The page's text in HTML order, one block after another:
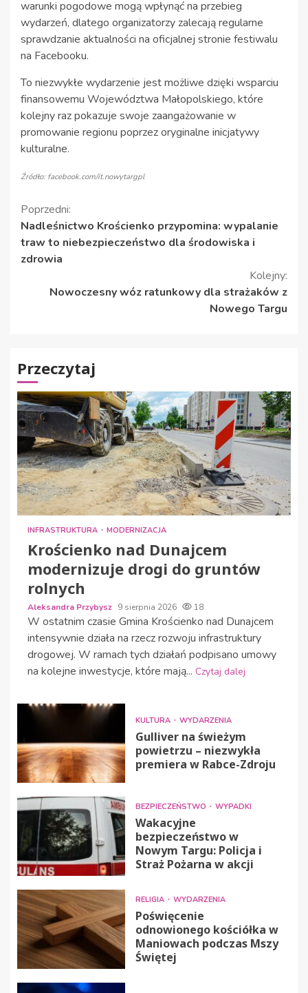
warunki pogodowe mogą wpłynąć na przebieg
wydarzeń, dlatego organizatorzy zalecają regularne
sprawdzanie aktualności na oficjalnej stronie festiwalu
na Facebooku.
To niezwykłe wydarzenie jest możliwe dzięki wsparciu
finansowemu Województwa Małopolskiego, które
kolejny raz pokazuje swoje zaangażowanie w
promowanie regionu poprzez oryginalne inicjatywy
kulturalne.
Źródło: facebook.com/it.nowytargpl
Kontynuuj
czytanie
Poprzedni:
Nadleśnictwo Krościenko przypomina: wypalanie
traw to niebezpieczeństwo dla środowiska i
zdrowia
Kolejny:
Nowoczesny wóz ratunkowy dla strażaków z
Nowego Targu
Przeczytaj
INFRASTRUKTURA MODERNIZACJA
Krościenko nad Dunajcem
modernizuje drogi do gruntów
rolnych
Aleksandra Przybysz 9 sierpnia 2026 18
W ostatnim czasie Gmina Krościenko nad Dunajcem
intensywnie działa na rzecz rozwoju infrastruktury
drogowej. W ramach tych działań podpisano umowy
na kolejne inwestycje, które mają... Czytaj dalej
KULTURA WYDARZENIA
Gulliver na świeżym
powietrzu – niezwykła
premiera w Rabce-Zdroju
BEZPIECZEŃSTWO WYPADKI
Wakacyjne
bezpieczeństwo w
Nowym Targu: Policja i
Straż Pożarna w akcji
RELIGIA WYDARZENIA
Poświęcenie
odnowionego kościółka w
Maniowach podczas Mszy
Świętej